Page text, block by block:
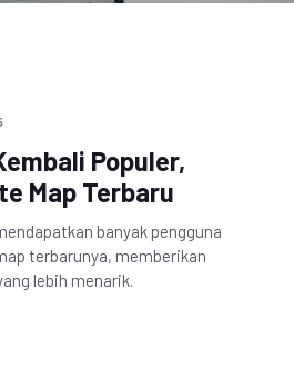
Populer,
Map Terbaru
banyak pengguna
terbarunya, memberikan
lebih menarik.